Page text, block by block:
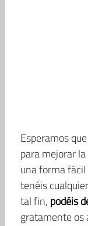
Esperamos
para mejorar
una forma
tenéis
tal fin, podéis
gratamente os